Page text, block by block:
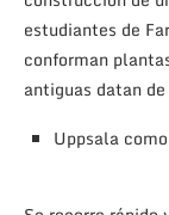
estudiantes de
conforman
antiguas datan
Uppsala